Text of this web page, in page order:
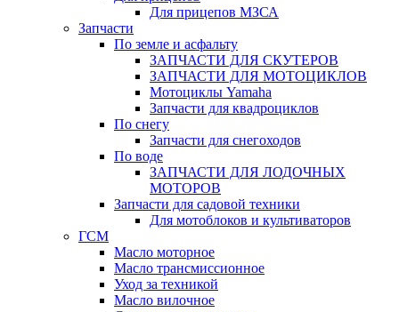
Для прицепов МЗСА
Запчасти
По земле и асфальту
ЗАПЧАСТИ ДЛЯ СКУТЕРОВ
ЗАПЧАСТИ ДЛЯ МОТОЦИКЛОВ
Мотоциклы Yamaha
Запчасти для квадроциклов
По снегу
Запчасти для снегоходов
По воде
ЗАПЧАСТИ ДЛЯ ЛОДОЧНЫХ
МОТОРОВ
Запчасти для садовой техники
Для мотоблоков и культиваторов
ГСМ
Масло моторное
Масло трансмиссионное
Уход за техникой
Масло вилочное